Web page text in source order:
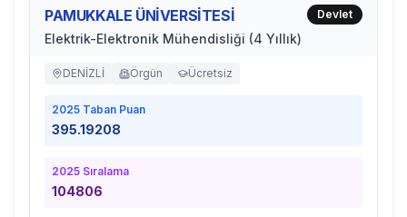
PAMUKKALE ÜNİVERSİTESİ
Elektrik-Elektronik Mühendisliği (4 Yıllık)
Devlet
DENİZLİ Örgün Ücretsiz
2025 Taban Puan
395.19208
2025 Sıralama
104806